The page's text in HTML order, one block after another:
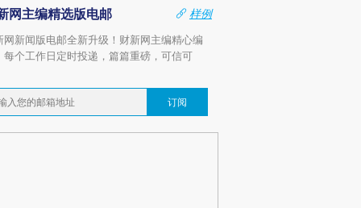
网主编精选版电邮
样例
网新闻版电邮全新升级！财新网主编精心编
每个工作日定时投递，篇篇重磅，可信可
订阅